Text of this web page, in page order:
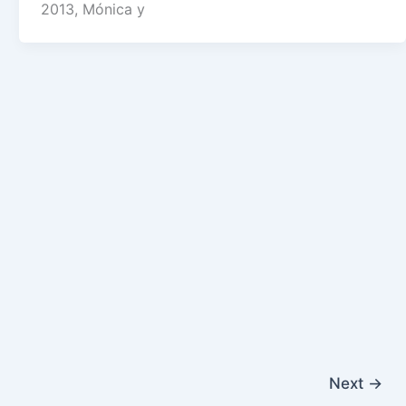
2013, Mónica y
Next →